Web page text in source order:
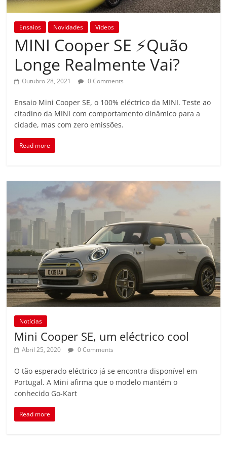
Ensaios Novidades Vídeos
MINI Cooper SE ⚡Quão
Longe Realmente Vai?
Outubro 28, 2021 0 Comments
Ensaio Mini Cooper SE, o 100% eléctrico da MINI. Teste ao
citadino da MINI com comportamento dinâmico para a
cidade, mas com zero emissões.
Read more
Notícias
Mini Cooper SE, um eléctrico cool
Abril 25, 2020 0 Comments
O tão esperado eléctrico já se encontra disponível em
Portugal. A Mini afirma que o modelo mantém o
conhecido Go-Kart
Read more